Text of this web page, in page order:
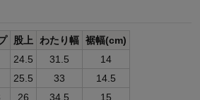
股上 わたり幅 裾幅(cm)
24.5 31.5
14
25.5 33
14.5
26 34.5
15